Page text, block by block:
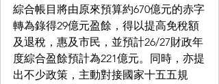
綜合帳目將由原來預算約670億元的赤字
轉為錄得29億元盈餘，得以提高免稅額
及退稅，惠及市民，並預計26/27財政年
度綜合盈餘預計為221億元。同時，亦提
出不少政策，主動對接國家十五五規